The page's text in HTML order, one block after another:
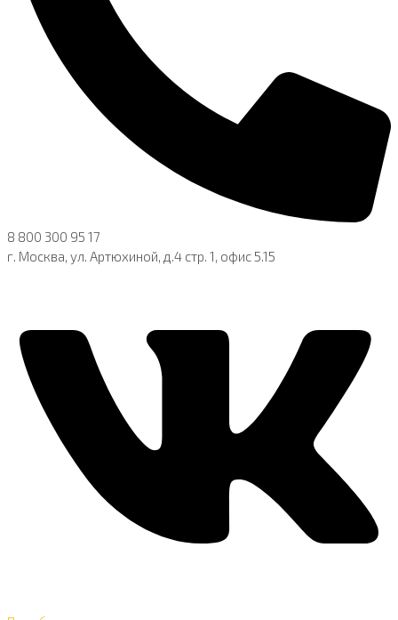
8 800 300 95 17
г. Москва, ул. Артюхиной, д.4 стр. 1, офис 5.15